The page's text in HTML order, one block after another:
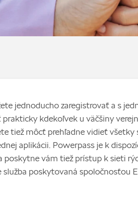
jednoducho zaregistrovať a s
kdekoľvek u väčšiny
tiež môcť prehľadne vidieť všetky
aplikácii. Powerpass je k
poskytne vám tiež prístup k sieti
služba poskytovaná spoločnosťou